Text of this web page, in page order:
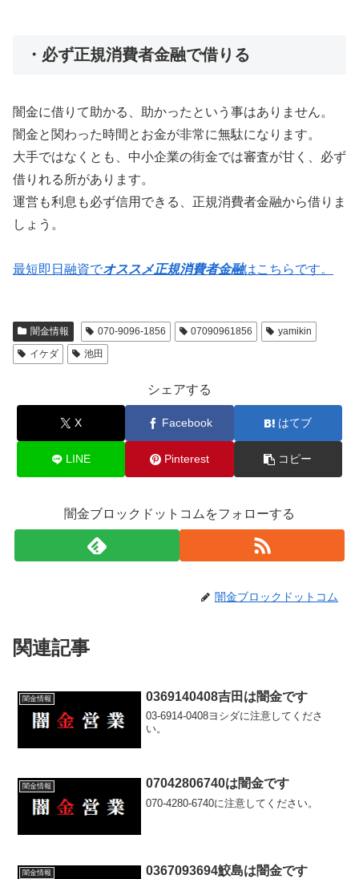
・必ず正規消費者金融で借りる
闇金に借りて助かる、助かったという事はありません。
闇金と関わった時間とお金が非常に無駄になります。
大手ではなくとも、中小企業の街金では審査が甘く、必ず
借りれる所があります。
運営も利息も必ず信用できる、正規消費者金融から借りま
しょう。
最短即日融資でオススメ正規消費者金融はこちらです。
闇金情報 070-9096-1856 07090961856
yamikin
イケダ
池田
シェアする
X Facebook はてブ
LINE Pinterest コピー
闇金ブロックドットコムをフォローする
闇金ブロックドットコム
関連記事
闇金情報 0369140408吉田は闇金です
03-6914-0408ヨシダに注意してくださ
い。
闇金情報 07042806740は闇金です
070-4280-6740に注意してください。
闇金情報 0367093694鮫島は闇金です